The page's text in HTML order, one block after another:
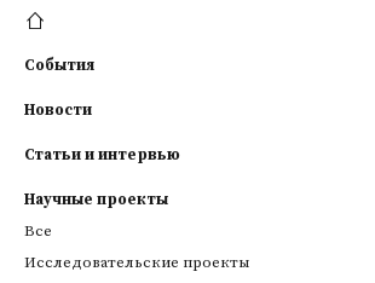
События
Новости
Статьи и интервью
Научные проекты
Все
Исследовательские проекты